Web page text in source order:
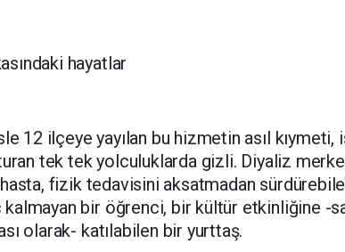
hayatlar
12 ilçeye yayılan bu hizmetin asıl
tek tek yolculuklarda gizli. Diyaliz
fizik tedavisini aksatmadan
kalmayan bir öğrenci, bir kültür etkinliğine -
olarak- katılabilen bir yurttaş.